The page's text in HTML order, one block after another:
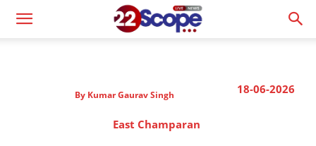
18-06-2026
By Kumar Gaurav Singh
East Champaran